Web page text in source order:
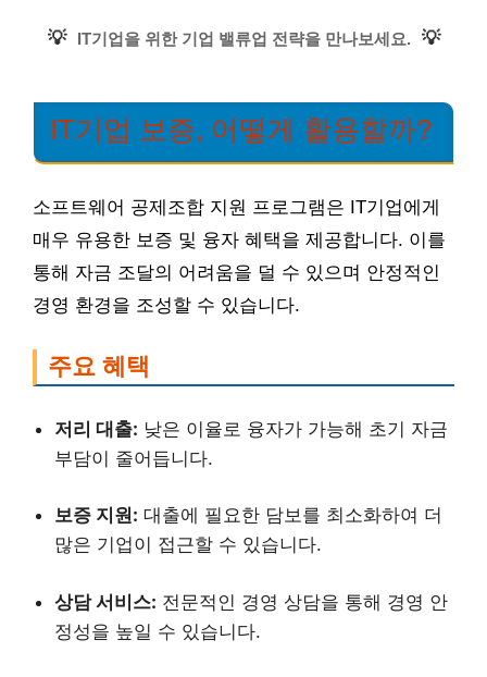
💡 IT기업을 위한 기업 밸류업 전략을 만나보세요. 💡
IT기업 보증, 어떻게 활용할까?
소프트웨어 공제조합 지원 프로그램은 IT기업에게
매우 유용한 보증 및 융자 혜택을 제공합니다. 이를
통해 자금 조달의 어려움을 덜 수 있으며 안정적인
경영 환경을 조성할 수 있습니다.
주요 혜택
저리 대출: 낮은 이율로 융자가 가능해 초기 자금
부담이 줄어듭니다.
보증 지원: 대출에 필요한 담보를 최소화하여 더
많은 기업이 접근할 수 있습니다.
상담 서비스: 전문적인 경영 상담을 통해 경영 안
정성을 높일 수 있습니다.